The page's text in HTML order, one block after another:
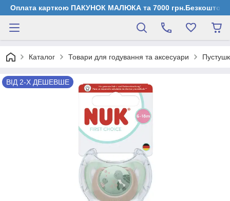
Оплата карткою ПАКУНОК МАЛЮКА та 7000 грн.Безкоштовна
Каталог Товари для годування та аксесуари
ВІД 2-Х ДЕШЕВШЕ